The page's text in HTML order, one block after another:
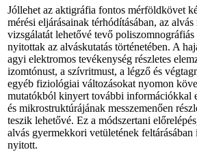
Jóllehet az aktigráfia fontos mérföldkövet
mérési eljárásainak térhódításában, az
vizsgálatát lehetővé tevő
nyitottak az alváskutatás történetében. A
agyi elektromos tevékenység részletes
izomtónust, a szívritmust, a légző­ és
egyéb fiziológiai változásokat nyomon
mutatókból kinyert további információkkal
és mikrostruktúrájának messzemenően
teszik lehetővé. Ez a módszertani
alvás gyermekkori vetületének
nyitott.